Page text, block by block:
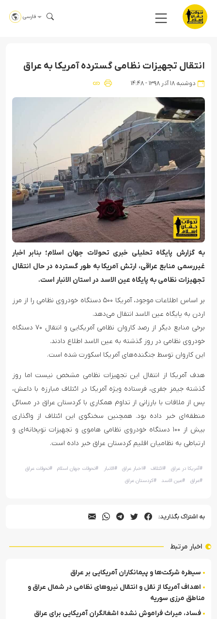
فارسی
انتقال تجهیزات نظامی گسترده آمریکا به عراق
دوشنبه ۱۸ آذر ۱۳۹۸ - ۱۴:۴۸
به گزارش پایگاه تحلیلی خبری تحولات جهان اسلام؛ بنابر اخبار
غیررسمی منابع عراقی، ارتش آمریکا به طور گسترده در حال انتقال
تجهیزات نظامی به پایگاه عین الاسد در استان الانبار است.
بر اساس اطلاعات موجود، آمریکا ۵۰۰ دستگاه خودروی نظامی را از مرز
اردن به پایگاه عین الاسد انتقال می‌دهد.
برخی منابع دیگر از رصد کاروان نظامی آمریکایی و انتقال ۷۰ دستگاه
خودروی نظامی در روز گذشته به عین الاسد اطلاع دادند.
این کاروان توسط جنگنده‌های آمریکا اسکورت شده است.
هدف آمریکا از انتقال این تجهیزات نظامی مشخص نیست اما روز
گذشته جیمز جفری، فرستاده ویژه آمریکا در ائتلاف مبارزه با داعش،
پس از ملاقات با بارزانی از تداوم همکاری با کردستان عراق در مسائل
منطقه‌ای خبر داده بود. همچنین سخنگوی این ائتلاف از واگذاری
بیش از ۱۰۰ دستگاه خودروی نظامی هاموی و تجهیزات توپخانه‌ای و
ارتباطی به نظامیان اقلیم کردستان عراق خبر داده است.
#آمریکا در عراق #ائتلاف #اخبار عراق #الانبار #تحولات جهان اسلام #تحولات عراق
#عراق #عین الاسد #کردستان عراق
به اشتراک بگذارید:
اخبار مرتبط
سیطره شرکت‌ها و پیمانکاران آمریکایی بر عراق
اهداف آمریکا از نقل و انتقال نیروهای نظامی در شمال عراق و
مناطق مرزی سوریه
فساد، میراث فراموش نشده اشغالگران آمریکایی برای عراق